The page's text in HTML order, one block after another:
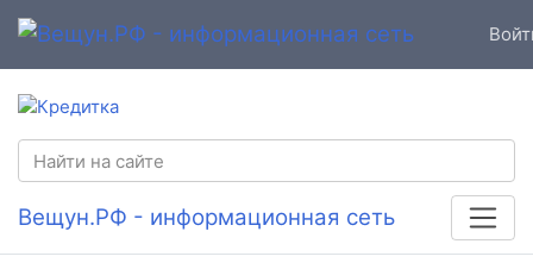
Вещун.РФ - информационная сеть